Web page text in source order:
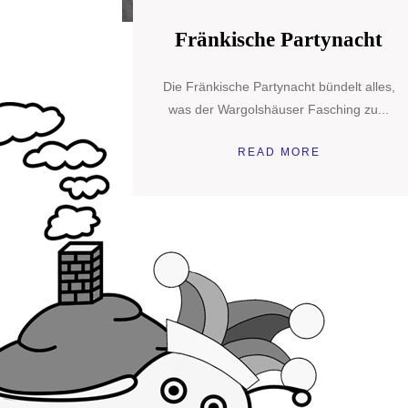
Fränkische Partynacht
Die Fränkische Partynacht bündelt alles,
was der Wargolshäuser Fasching zu...
READ MORE